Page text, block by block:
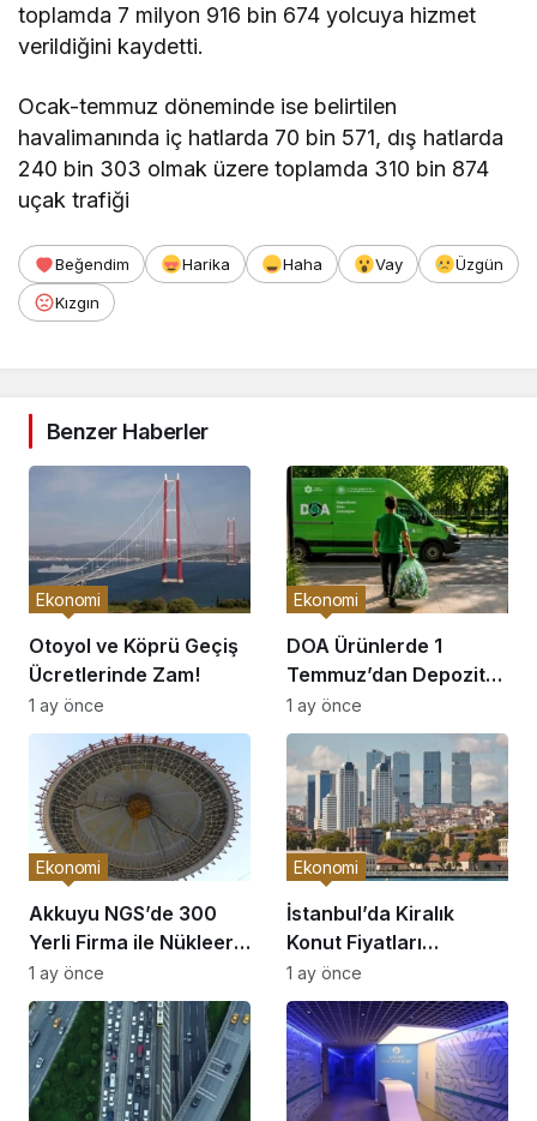
toplamda 7 milyon 916 bin 674 yolcuya hizmet
verildiğini kaydetti.
Ocak-temmuz döneminde ise belirtilen
havalimanında iç hatlarda 70 bin 571, dış hatlarda
240 bin 303 olmak üzere toplamda 310 bin 874
uçak trafiği
Beğendim Harika Haha Vay
Üzgün
Kızgın
Benzer Haberler
Otoyol ve Köprü Geçiş
Ücretlerinde Zam!
Ekonomi
1 ay önce
DOA Ürünlerde 1
Temmuz’dan Depozito
İadesi Başlıyor!
Ekonomi
1 ay önce
Akkuyu NGS’de 300
Yerli Firma ile Nükleer
Atılım!
Ekonomi
1 ay önce
İstanbul’da Kiralık
Konut Fiyatları
Yükseliyor!
Ekonomi
1 ay önce